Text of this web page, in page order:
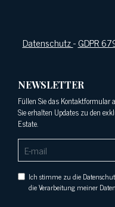
Datenschutz-GDPR
NEWSLETTER
Füllen Sie das Kontaktformular
Sie erhalten Updates zu den
Estate.
Ich stimme zu die
die Verarbeitung meiner